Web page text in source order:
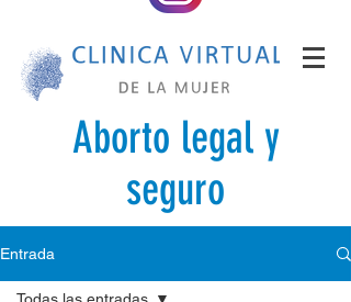
Aborto legal y
seguro
Entrada